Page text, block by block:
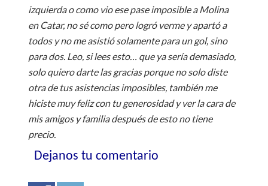
izquierda o como vio ese pase imposible a Molina
en Catar, no sé como pero logró verme y apartó a
todos y no me asistió solamente para un gol, sino
para dos. Leo, si lees esto… que ya sería demasiado,
solo quiero darte las gracias porque no solo diste
otra de tus asistencias imposibles, también me
hiciste muy feliz con tu generosidad y ver la cara de
mis amigos y familia después de esto no tiene
precio.
Dejanos tu comentario